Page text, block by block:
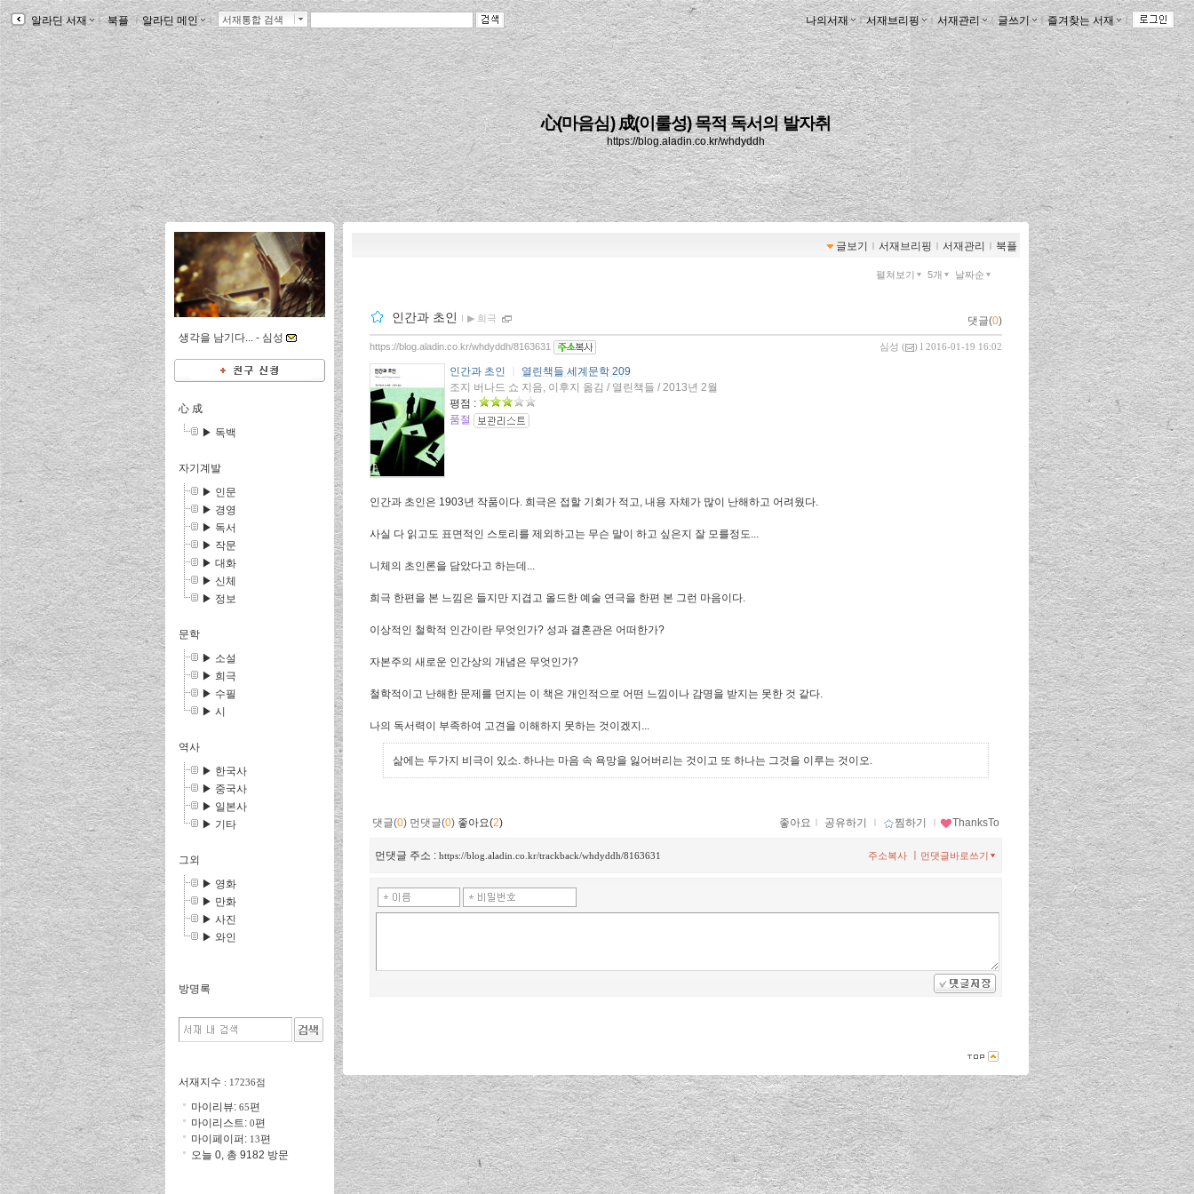
알라딘 서재 ｌ북플ｌ알라딘 메인 ｌ 서재통합 검색 나의서재 ｌ서재브리핑 ｌ 서재관리 ｌ 글쓰기 ｌ즐겨찾는 서재 ｌ
心(마음심) 成(이룰성) 목적 독서의 발자취
https://blog.aladin.co.kr/whdyddh
글보기 ｌ 서재브리핑 ｌ 서재관리 ｌ 북플
펼쳐보기 5개 날짜순
인간과 초인 ｌ ▶ 희극 댓글(0)
심성 ( ) l 2016-01-19 16:02
https://blog.aladin.co.kr/whdyddh/8163631
인간과 초인
열린책들 세계문학 209
조지 버나드 쇼 지음, 이후지 옮김 / 열린책들 / 2013년 2월
평점 :
품절
인간과 초인은 1903년 작품이다. 희극은 접할 기회가 적고, 내용 자체가 많이 난해하고 어려웠다.
사실 다 읽고도 표면적인 스토리를 제외하고는 무슨 말이 하고 싶은지 잘 모를정도...
니체의 초인론을 담았다고 하는데...
희극 한편을 본 느낌은 들지만 지겹고 올드한 예술 연극을 한편 본 그런 마음이다.
이상적인 철학적 인간이란 무엇인가? 성과 결혼관은 어떠한가?
자본주의 새로운 인간상의 개념은 무엇인가?
철학적이고 난해한 문제를 던지는 이 책은 개인적으로 어떤 느낌이나 감명을 받지는 못한 것 같다.
나의 독서력이 부족하여 고견을 이해하지 못하는 것이겠지...
삶에는 두가지 비극이 있소. 하나는 마음 속 욕망을 잃어버리는 것이고 또 하나는 그것을 이루는 것이오.
댓글(0) 먼댓글(0) 좋아요(2) 좋아요 ｌ 공유하기 ｌ 찜하기 ｌ ThanksTo
먼댓글 주소 : https://blog.aladin.co.kr/trackback/whdyddh/8163631 먼댓글바로쓰기
주소복사
생각을 남기다... - 심성
心 成
▶ 독백
자기계발
▶ 인문
▶ 경영
▶ 독서
▶ 작문
▶ 대화
▶ 신체
▶ 정보
문학
▶ 소설
▶ 희극
▶ 수필
▶ 시
역사
▶ 한국사
▶ 중국사
▶ 일본사
▶ 기타
그외
▶ 영화
▶ 만화
▶ 사진
▶ 와인
방명록
서재지수 : 17236점
마이리뷰: 65편
마이리스트: 0편
마이페이퍼: 13편
오늘 0, 총 9182 방문